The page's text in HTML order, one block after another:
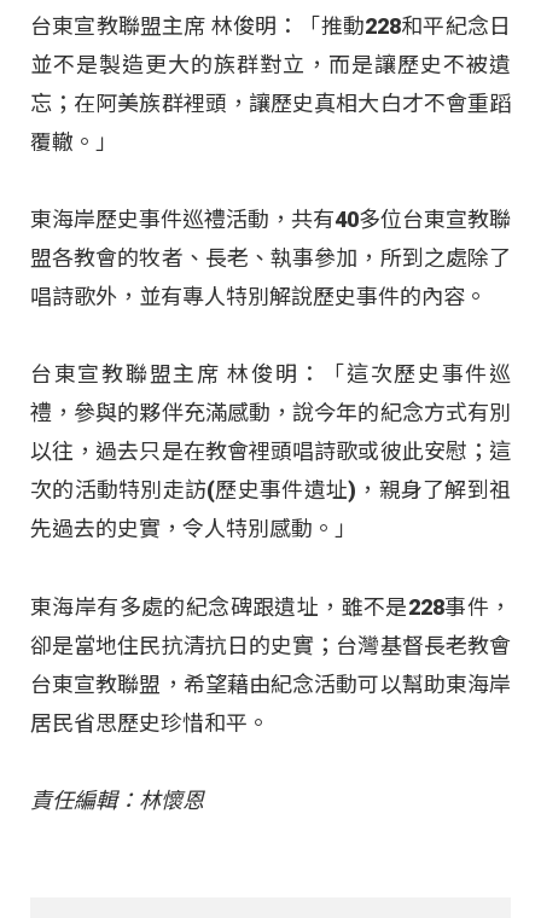
台東宣教聯盟主席 林俊明：「推動228和平紀念日
並不是製造更大的族群對立，而是讓歷史不被遺
忘；在阿美族群裡頭，讓歷史真相大白才不會重蹈
覆轍。」
東海岸歷史事件巡禮活動，共有40多位台東宣教聯
盟各教會的牧者、長老、執事參加，所到之處除了
唱詩歌外，並有專人特別解說歷史事件的內容。
台東宣教聯盟主席 林俊明：「這次歷史事件巡
禮，參與的夥伴充滿感動，說今年的紀念方式有別
以往，過去只是在教會裡頭唱詩歌或彼此安慰；這
次的活動特別走訪(歷史事件遺址)，親身了解到祖
先過去的史實，令人特別感動。」
東海岸有多處的紀念碑跟遺址，雖不是228事件，
卻是當地住民抗清抗日的史實；台灣基督長老教會
台東宣教聯盟，希望藉由紀念活動可以幫助東海岸
居民省思歷史珍惜和平。
責任編輯：林懷恩